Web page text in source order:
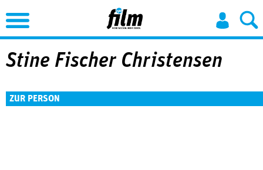
Jump to Navigation
Stine ­Fischer Christensen
ZUR PERSON